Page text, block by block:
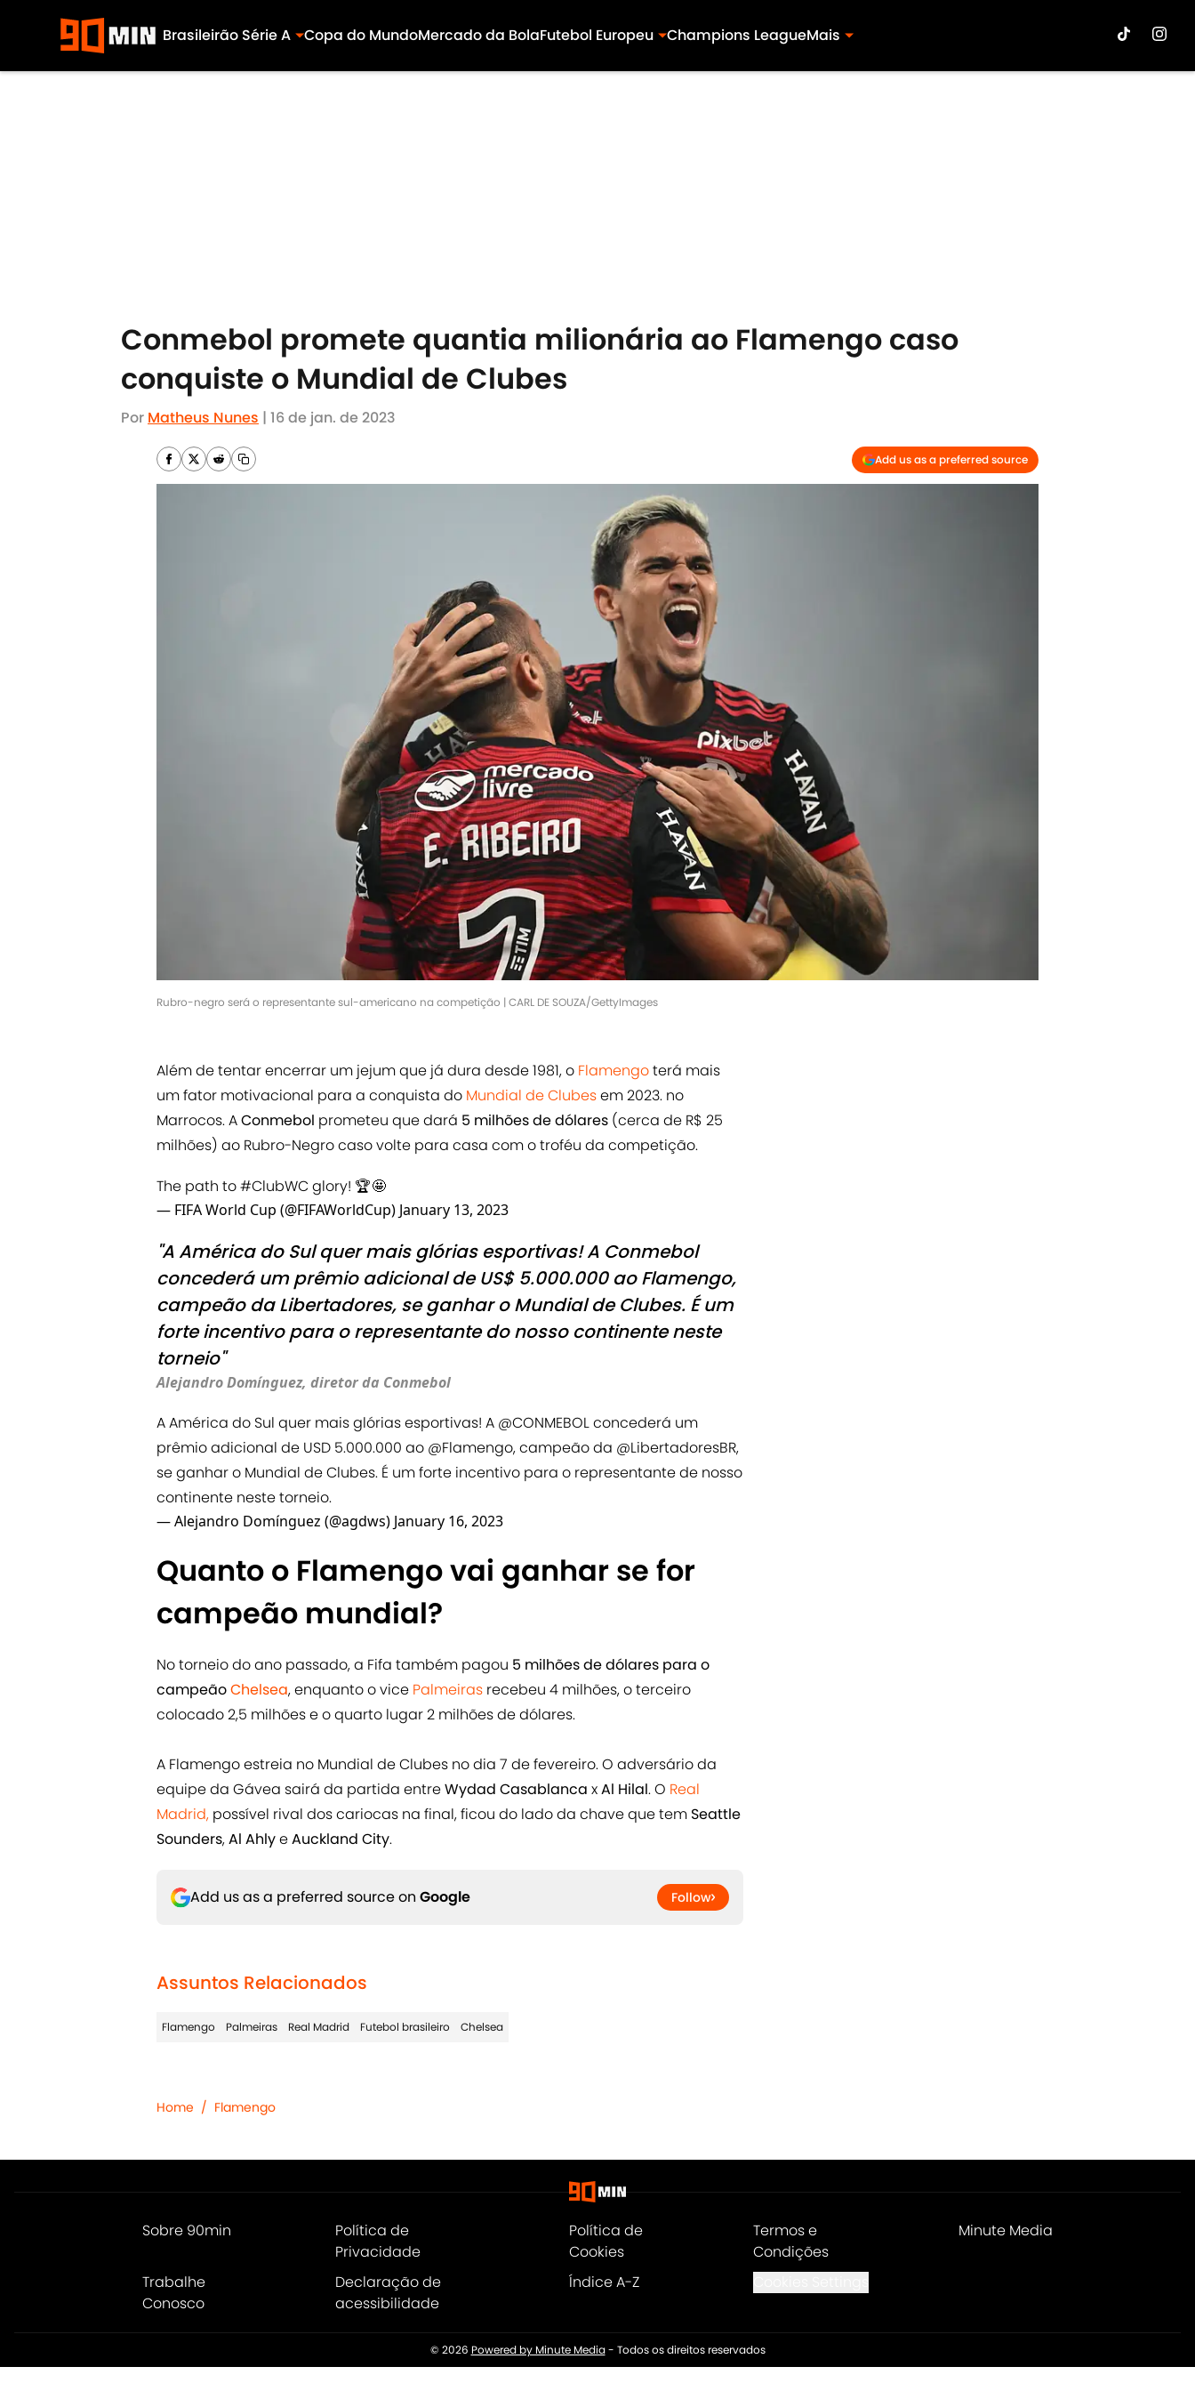
Brasileirão Série A Copa do MundoMercado da BolaFutebol Europeu Champions LeagueMais
Conmebol promete quantia milionária ao Flamengo caso
conquiste o Mundial de Clubes
Por Matheus Nunes | 16 de jan. de 2023
Add us as a preferred source
Rubro-negro será o representante sul-americano na competição | CARL DE SOUZA/GettyImages
Além de tentar encerrar um jejum que já dura desde 1981, o Flamengoterá mais
um fator motivacional para a conquista do Mundial de Clubesem 2023. no
Marrocos. AConmebol prometeu que dará 5 milhões de dólares (cerca de R$ 25
milhões) ao Rubro-Negro caso volte para casa com o troféu da competição.
The path to#ClubWCglory! 🏆 🤩
— FIFA World Cup (@FIFAWorldCup) January 13, 2023
"A América do Sul quer mais glórias esportivas! A Conmebol
concederá um prêmio adicional de US$ 5.000.000 ao Flamengo,
campeão da Libertadores, se ganhar o Mundial de Clubes. É um
forte incentivo para o representante do nosso continente neste
torneio"
Alejandro Domínguez, diretor da Conmebol
A América do Sul quer mais glórias esportivas! A @CONMEBOLconcederá um
prêmio adicional de USD 5.000.000 ao @Flamengo, campeão da @LibertadoresBR,
se ganhar o Mundial de Clubes. É um forte incentivo para o representante de nosso
continente neste torneio.
— Alejandro Domínguez (@agdws) January 16, 2023
Quanto o Flamengo vai ganhar se for
campeão mundial?
No torneio do ano passado, a Fifa também pagou 5 milhões de dólares para o
campeãoChelsea, enquanto o vice Palmeiras recebeu 4 milhões, o terceiro
colocado 2,5 milhões e o quarto lugar 2 milhões de dólares.
A Flamengo estreia no Mundial de Clubes no dia 7 de fevereiro. O adversário da
equipe da Gávea sairá da partida entreWydad Casablanca xAl Hilal. O Real
Madrid, possível rival dos cariocas na final, ficou do lado da chave que tem Seattle
Sounders,Al AhlyeAuckland City.
Add us as a preferred source on Google Follow
Assuntos Relacionados
Flamengo Palmeiras Real Madrid Futebol brasileiro Chelsea
Home / Flamengo
Sobre 90min
Política de
Privacidade
Política de
Cookies
Termos e
Condições
Minute Media
Trabalhe
Conosco
Declaração de
acessibilidade
Índice A-Z
© 2026 Powered by Minute Media- Todos os direitos reservados